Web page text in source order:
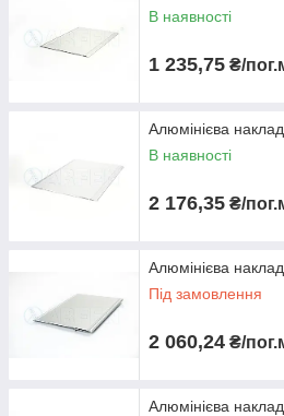
В наявності
1 235,75 ₴/
Алюмінієва
В наявності
2 176,35 ₴/
Алюмінієва
Під замовлення
2 060,24 ₴/
Алюмінієва